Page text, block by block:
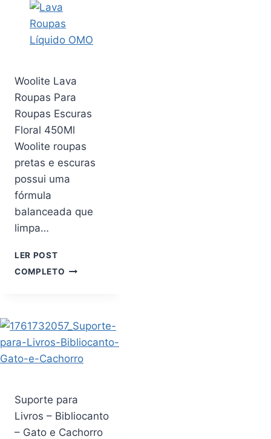
GÁS
PARA
17″A
–
F410
ELG
Woolite Lava
Roupas Para
Roupas Escuras
Floral 450Ml
Woolite roupas
pretas e escuras
possui uma
fórmula
balanceada que
limpa…
LER POST
COMPLETO WOOLITE
ESCURAS
FLORAL
450ML
Suporte para
Livros – Bibliocanto
– Gato e Cachorro